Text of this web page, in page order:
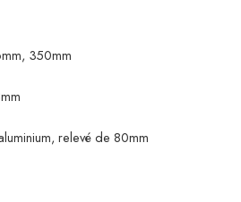
350mm
relevé de 80mm